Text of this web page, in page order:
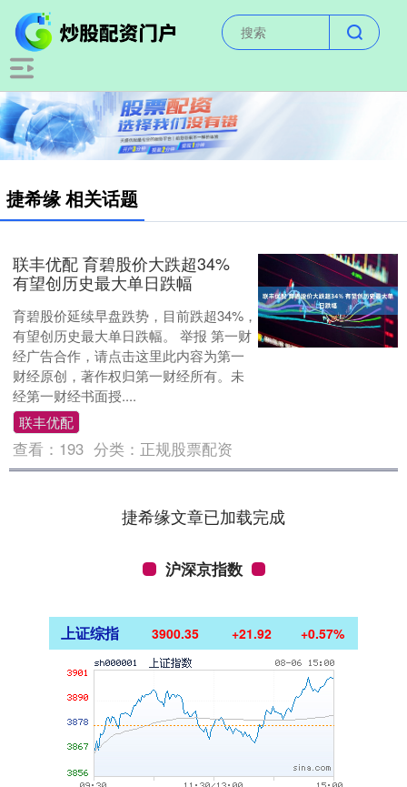
捷希缘 相关话题
联丰优配 育碧股价大跌超34%
有望创历史最大单日跌幅
育碧股价延续早盘跌势，目前跌超34%，
有望创历史最大单日跌幅。 举报 第一财
经广告合作，请点击这里此内容为第一
财经原创，著作权归第一财经所有。未
经第一财经书面授....
联丰优配
查看： 193 分类： 正规股票配资
捷希缘文章已加载完成
沪深京指数
上证综指 3900.35 +21.92 +0.57%